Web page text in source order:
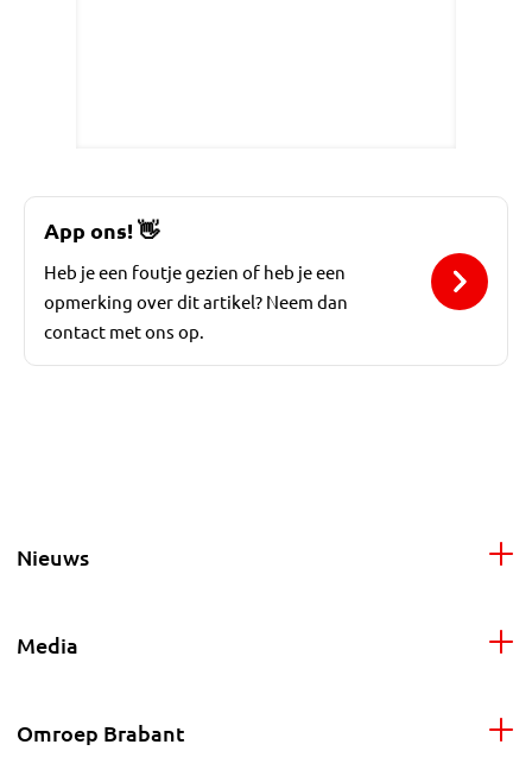
App ons!👋
Heb je een foutje gezien of heb je een
opmerking over dit artikel? Neem dan
contact met ons op.
Nieuws
Media
Omroep Brabant